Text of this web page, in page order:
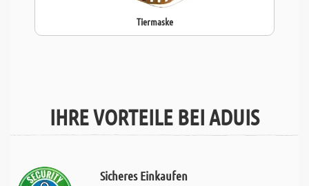
Tiermaske
IHRE VORTEILE BEI ADUIS
Sicheres Einkaufen